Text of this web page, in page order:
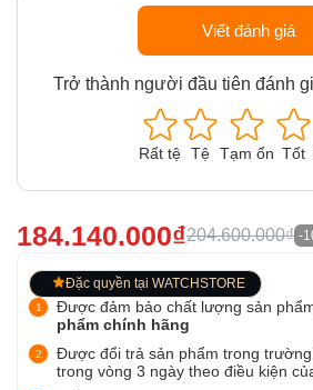
Viết đánh giá
Trở thành người đầu tiên đánh
Rất tệ Tệ Tạm ổn Tốt
184.140.000₫204.600.000₫ -
Đặc quyền tại WATCHSTORE
Được đảm bảo chất lượng sản
phẩm chính hãng
Được đổi trả sản phẩm trong
trong vòng 3 ngày theo điều kiện